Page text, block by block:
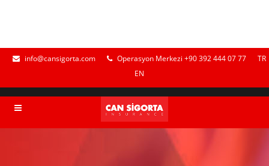
info@cansigorta.com Operasyon Merkezi +90 392 444 07 77
TR
EN